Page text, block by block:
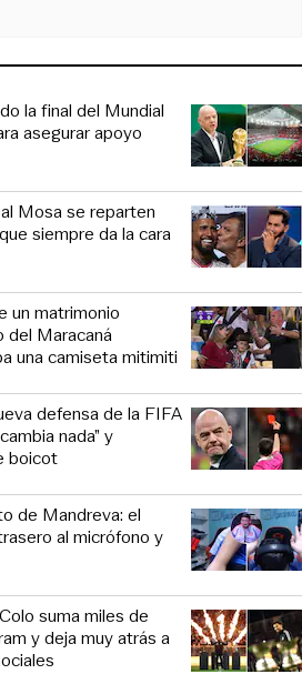
la final del Mundial
asegurar apoyo
Mosa se reparten
siempre da la cara
un matrimonio
del Maracaná
una camiseta mitimiti
defensa de la FIFA
nada” y
boicot
de Mandreva: el
al micrófono y
suma miles de
y deja muy atrás a